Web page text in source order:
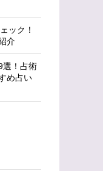
ック！
介
選！占術
め占い